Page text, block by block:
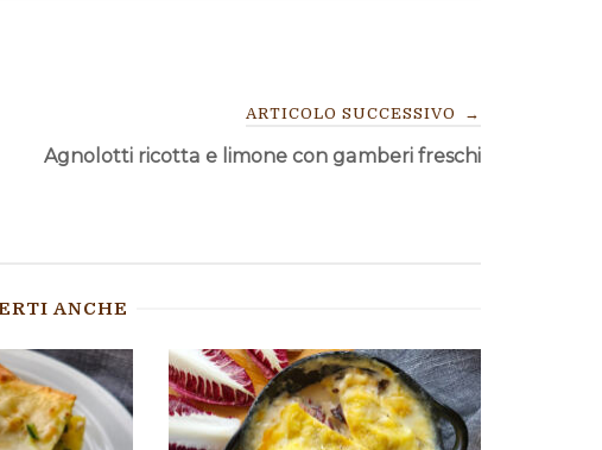
ARTICOLO SUCCESSIVO →
Agnolotti ricotta e limone con gamberi freschi
ANCHE